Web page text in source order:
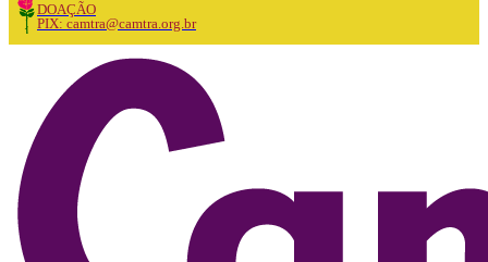
DOAÇÃO
PIX: camtra@camtra.org.br